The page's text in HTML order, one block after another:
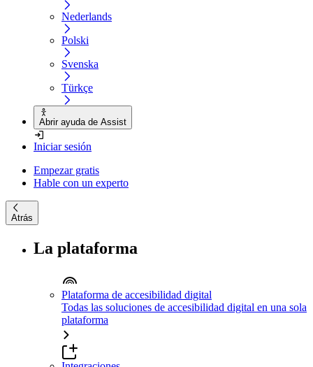
Nederlands
Polski
Svenska
Türkçe
Abrir ayuda de Assist
Iniciar sesión
Empezar gratis
Hable con un experto
Atrás
La plataforma
Plataforma de accesibilidad digital
Todas las soluciones de accesibilidad digital en una sola
plataforma